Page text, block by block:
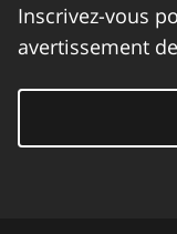
Inscrivez-vous
avertissement